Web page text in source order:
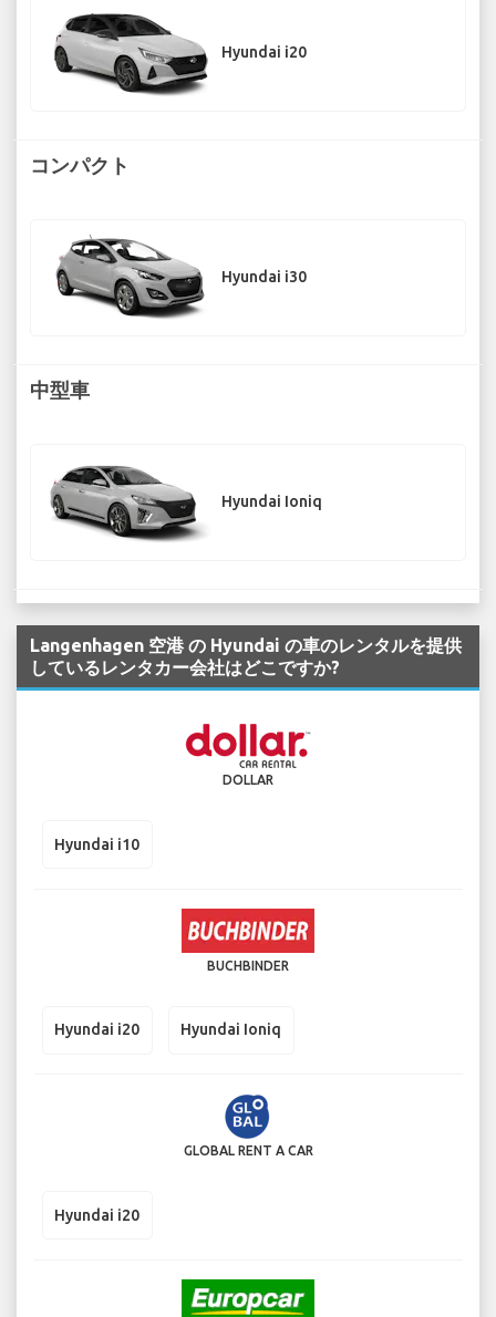
Hyundai i20
コンパクト
Hyundai i30
中型車
Hyundai Ioniq
Langenhagen 空港 の Hyundai の車のレンタルを提供
しているレンタカー会社はどこですか?
DOLLAR
Hyundai i10
BUCHBINDER
Hyundai i20 Hyundai Ioniq
GLOBAL RENT A CAR
Hyundai i20